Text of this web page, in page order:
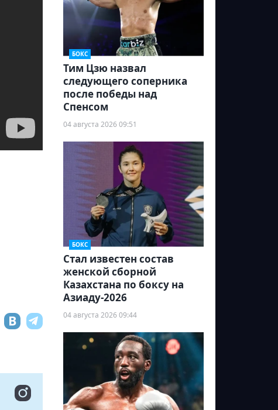
БОКС
Тим Цзю назвал
следующего соперника
после победы над
Спенсом
04 августа 2026 09:51
БОКС
Стал известен состав
женской сборной
Казахстана по боксу на
Азиаду-2026
04 августа 2026 09:44